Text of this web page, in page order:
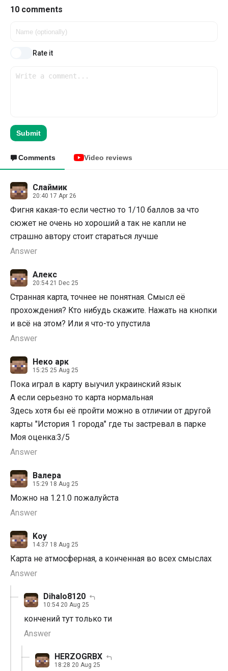
10 comments
Rate it
Submit
Comments Video reviews
Слаймик
20:40 17 Apr 26
Фигня какая-то если честно то 1/10 баллов за что
сюжет не очень но хороший а так не капли не
страшно автору стоит стараться лучше
Answer
Алекс
20:54 21 Dec 25
Странная карта, точнее не понятная. Смысл её
прохождения? Кто нибудь скажите. Нажать на кнопки
и всё на этом? Или я что-то упустила
Answer
Неко арк
15:25 25 Aug 25
Пока играл в карту выучил украинский язык
А если серьезно то карта нормальная
Здесь хотя бы её пройти можно в отличии от другой
карты "История 1 города" где ты застревал в парке
Моя оценка:3/5
Answer
Валера
15:29 18 Aug 25
Можно на 1.21.0 пожалуйста
Answer
Koy
14:37 18 Aug 25
Карта не атмосферная, а кoнчeнная во всех смыслах
Answer
Dihalo8120
10:54 20 Aug 25
кончений тут только ти
Answer
HERZOGRBX
18:28 20 Aug 25